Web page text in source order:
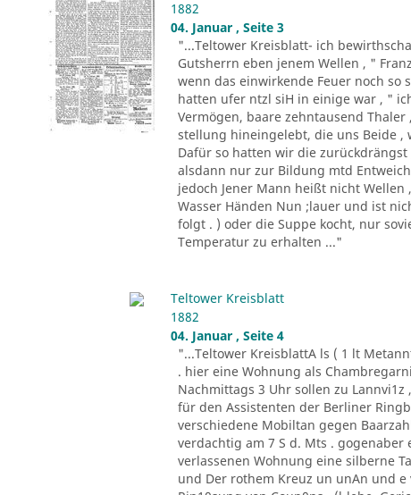
1882
04. Januar , Seite 3
"...Teltower Kreisblatt- ich
Gutsherrn eben jenem Wellen , "
wenn das einwirkende Feuer noch so
hatten ufer ntzl siH in einige war , "
Vermögen, baare zehntausend
stellung hineingelebt, die uns Beide ,
Dafür so hatten wir die
alsdann nur zur Bildung mtd
jedoch Jener Mann heißt nicht
Wasser Händen Nun ;lauer und ist
folgt . ) oder die Suppe kocht, nur
Temperatur zu erhalten ..."
Teltower Kreisblatt
1882
04. Januar , Seite 4
"...Teltower KreisblattA ls ( 1 lt
. hier eine Wohnung als
Nachmittags 3 Uhr sollen zu
für den Assistenten der Berliner
verschiedene Mobiltan gegen
verdachtig am 7 S d. Mts .
verlassenen Wohnung eine silberne
und Der rothem Kreuz un unAn und